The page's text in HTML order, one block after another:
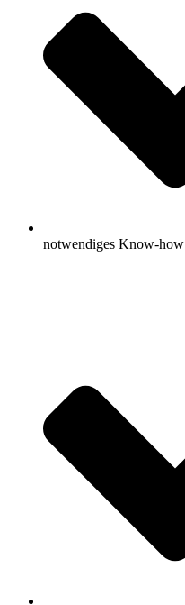
notwendiges Know-how